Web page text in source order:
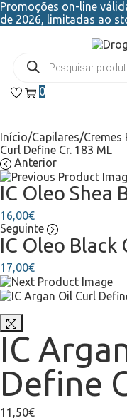
Promoções on-line
de 2026, limitadas ao
0
Início/Capilares/Cremes
Curl Define Cr. 183 ML
Anterior
IC Oleo Shea
16,00€
Seguinte
IC Oleo Black
17,00€
IC
Define
11,50€